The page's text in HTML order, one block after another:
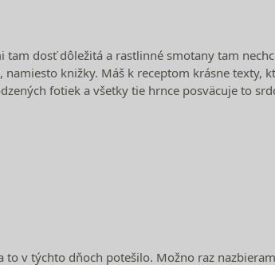
dosť dôležitá a rastlinné smotany tam
knižky. Máš k receptom krásne texty,
fotiek a všetky tie hrnce posväcuje to
v týchto dňoch potešilo. Možno raz